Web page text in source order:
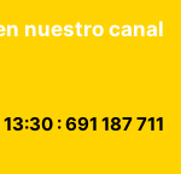
nuestro canal
: 691 187 711